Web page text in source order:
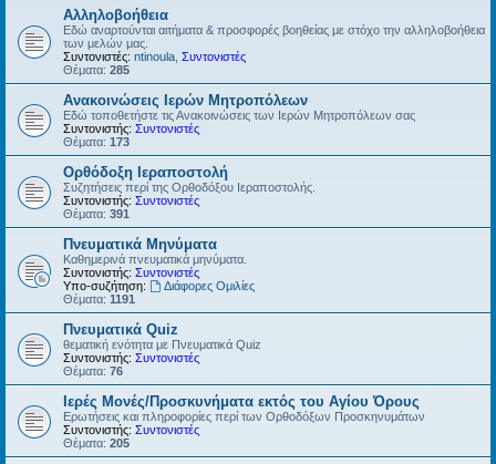
Αλληλοβοήθεια
Εδώ αναρτούνται αιτήματα & προσφορές βοηθείας με στόχο την αλληλοβοήθεια
των μελών μας.
Συντονιστές: ntinoula Συντονιστές
Θέματα: 285
Ανακοινώσεις Ιερών Μητροπόλεων
Εδώ τοποθετήστε τις Ανακοινώσεις των Ιερών Μητροπόλεων σας
Συντονιστής: Συντονιστές
Θέματα: 173
Ορθόδοξη Ιεραποστολή
Συζητήσεις περί της Ορθοδόξου Ιεραποστολής.
Συντονιστής: Συντονιστές
Θέματα: 391
Πνευματικά Μηνύματα
Καθημερινά πνευματικά μηνύματα.
Συντονιστής: Συντονιστές
Υπο-συζήτηση:
Διάφορες Ομιλίες
Θέματα: 1191
Πνευματικά Quiz
θεματική ενότητα με Πνευματικά Quiz
Συντονιστής: Συντονιστές
Θέματα: 76
Ιερές Μονές/Προσκυνήματα εκτός του Αγίου Όρους
Ερωτήσεις και πληροφορίες περί των Ορθοδόξων Προσκηνυμάτων
Συντονιστής: Συντονιστές
Θέματα: 205